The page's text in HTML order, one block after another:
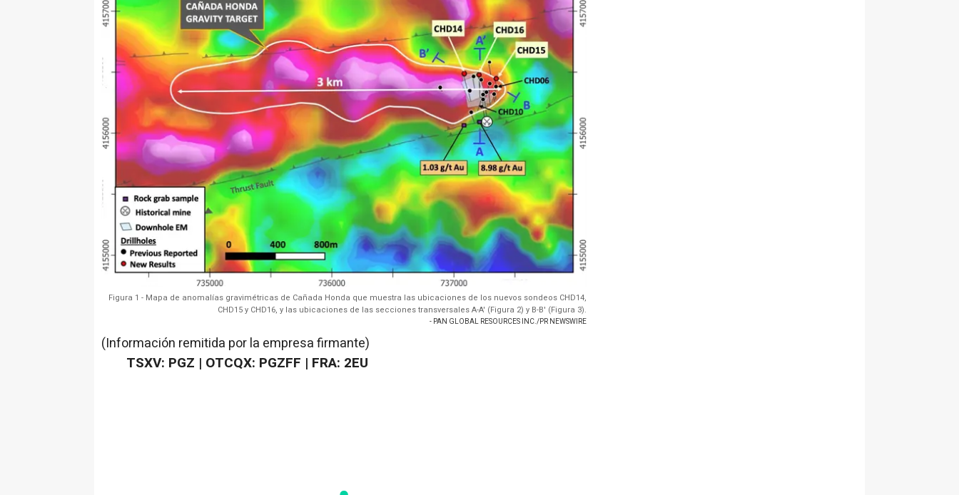
Figura 1 - Mapa de anomalías gravimétricas de Cañada Honda que muestra las ubicaciones de los nuevos sondeos CHD14,
CHD15 y CHD16, y las ubicaciones de las secciones transversales A-A' (Figura 2) y B-B' (Figura 3).
- PAN GLOBAL RESOURCES INC./PR NEWSWIRE
(Información remitida por la empresa firmante)
TSXV: PGZ | OTCQX: PGZFF | FRA: 2EU